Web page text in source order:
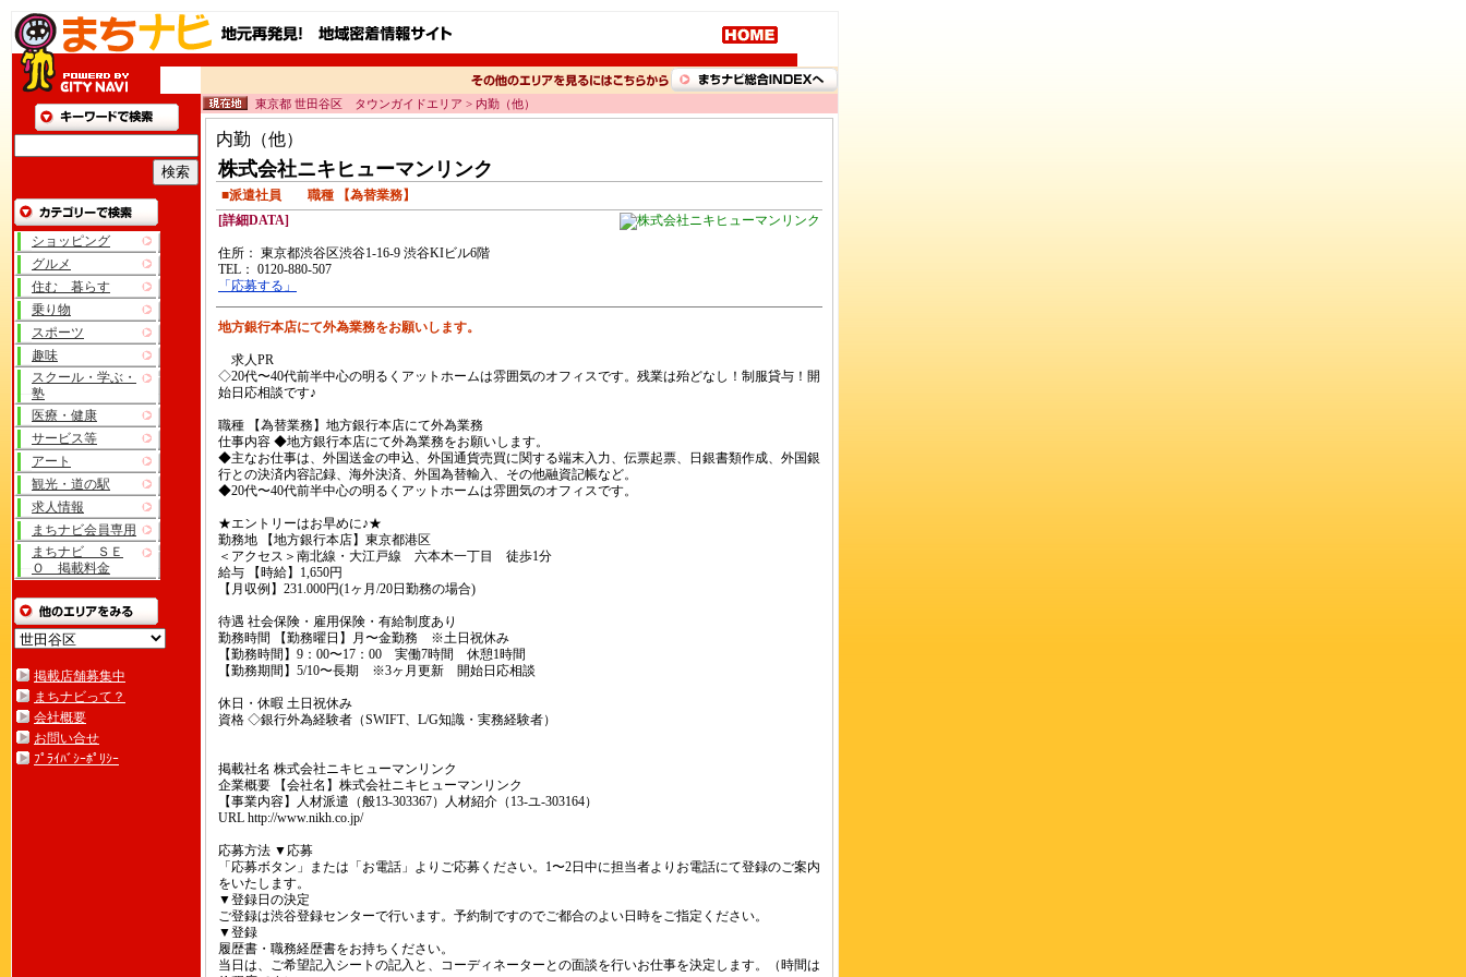
ショッピング
グルメ
住む 暮らす
乗り物
スポーツ
趣味
スクール・学ぶ・
塾
医療・健康
サービス等
アート
観光・道の駅
求人情報
まちナビ会員専用
まちナビ ＳＥ
Ｏ 掲載料金
掲載店舗募集中
まちナビって？
会社概要
お問い合せ
ﾌﾟﾗｲﾊﾞｼｰﾎﾟﾘｼｰ
東京都 世田谷区 タウンガイドエリア > 内勤（他）
内勤（他）
株式会社ニキヒューマンリンク
■派遣社員 職種 【為替業務】
[詳細DATA]
住所： 東京都渋谷区渋谷1-16-9 渋谷KIビル6階
TEL： 0120-880-507
「応募する」
地方銀行本店にて外為業務をお願いします。
求人PR
◇20代〜40代前半中心の明るくアットホームは雰囲気のオフィスです。残業は殆どなし！制服貸与！開
始日応相談です♪
職種 【為替業務】地方銀行本店にて外為業務
仕事内容 ◆地方銀行本店にて外為業務をお願いします。
◆主なお仕事は、外国送金の申込、外国通貨売買に関する端末入力、伝票起票、日銀書類作成、外国銀
行との決済内容記録、海外決済、外国為替輸入、その他融資記帳など。
◆20代〜40代前半中心の明るくアットホームは雰囲気のオフィスです。
★エントリーはお早めに♪★
勤務地 【地方銀行本店】東京都港区
＜アクセス＞南北線・大江戸線 六本木一丁目 徒歩1分
給与 【時給】1,650円
【月収例】231.000円(1ヶ月/20日勤務の場合)
待遇 社会保険・雇用保険・有給制度あり
勤務時間 【勤務曜日】月〜金勤務 ※土日祝休み
【勤務時間】9：00〜17：00 実働7時間 休憩1時間
【勤務期間】5/10〜長期 ※3ヶ月更新 開始日応相談
休日・休暇 土日祝休み
資格 ◇銀行外為経験者（SWIFT、L/G知識・実務経験者）
掲載社名 株式会社ニキヒューマンリンク
企業概要 【会社名】株式会社ニキヒューマンリンク
【事業内容】人材派遣（般13-303367）人材紹介（13-ユ-303164）
URL http://www.nikh.co.jp/
応募方法 ▼応募
「応募ボタン」または「お電話」よりご応募ください。1〜2日中に担当者よりお電話にて登録のご案内
をいたします。
▼登録日の決定
ご登録は渋谷登録センターで行います。予約制ですのでご都合のよい日時をご指定ください。
▼登録
履歴書・職務経歴書をお持ちください。
当日は、ご希望記入シートの記入と、コーディネーターとの面談を行いお仕事を決定します。（時間は